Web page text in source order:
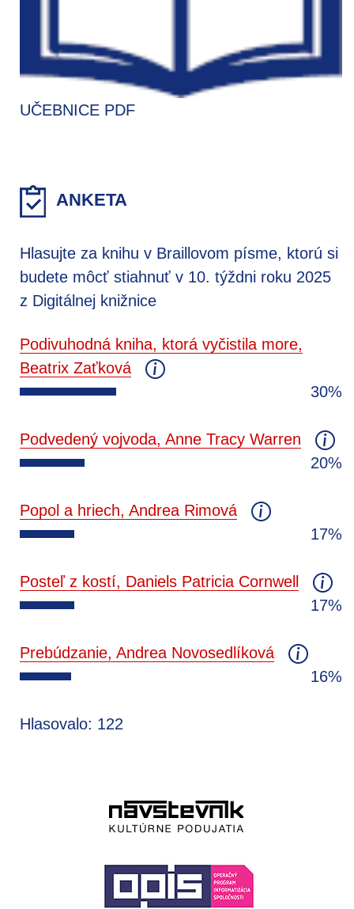
UČEBNICE PDF
ANKETA
Hlasujte za knihu v Braillovom písme, ktorú si
budete môcť stiahnuť v 10. týždni roku 2025
z Digitálnej knižnice
Podivuhodná kniha, ktorá vyčistila more,
Beatrix Zaťková
30%
Podvedený vojvoda, Anne Tracy Warren
20%
Popol a hriech, Andrea Rimová
17%
Posteľ z kostí, Daniels Patricia Cornwell
17%
Prebúdzanie, Andrea Novosedlíková
16%
Hlasovalo: 122